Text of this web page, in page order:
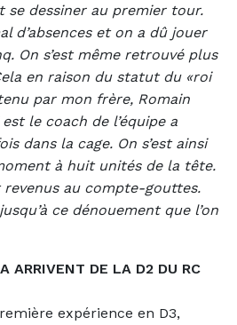
se dessiner au premier tour.
d’absences et on a dû jouer
On s’est même retrouvé plus
en raison du statut du «roi
par mon frère, Romain
le coach de l’équipe a
dans la cage. On s’est ainsi
à huit unités de la tête.
revenus au compte-gouttes.
ce dénouement que l’on
ARRIVENT DE LA D2 DU RC
expérience en D3,